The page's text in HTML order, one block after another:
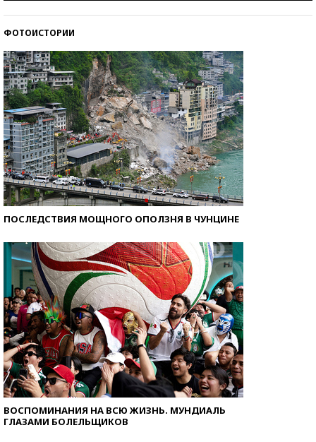
ФОТОИСТОРИИ
ПОСЛЕДСТВИЯ МОЩНОГО ОПОЛЗНЯ В ЧУНЦИНЕ
ВОСПОМИНАНИЯ НА ВСЮ ЖИЗНЬ. МУНДИАЛЬ
ГЛАЗАМИ БОЛЕЛЬЩИКОВ